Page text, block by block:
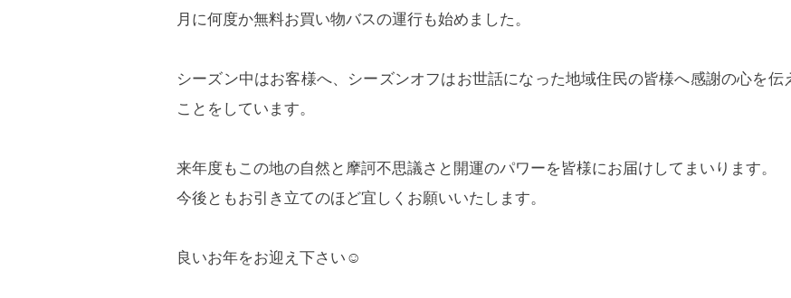
月に何度か無料お買い物バスの運行も始めました。
シーズン中はお客様へ、シーズンオフはお世話になった地域住民の皆様へ感謝の心を伝
ことをしています。
来年度もこの地の自然と摩訶不思議さと開運のパワーを皆様にお届けしてまいります。
今後ともお引き立てのほど宜しくお願いいたします。
良いお年をお迎え下さい☺